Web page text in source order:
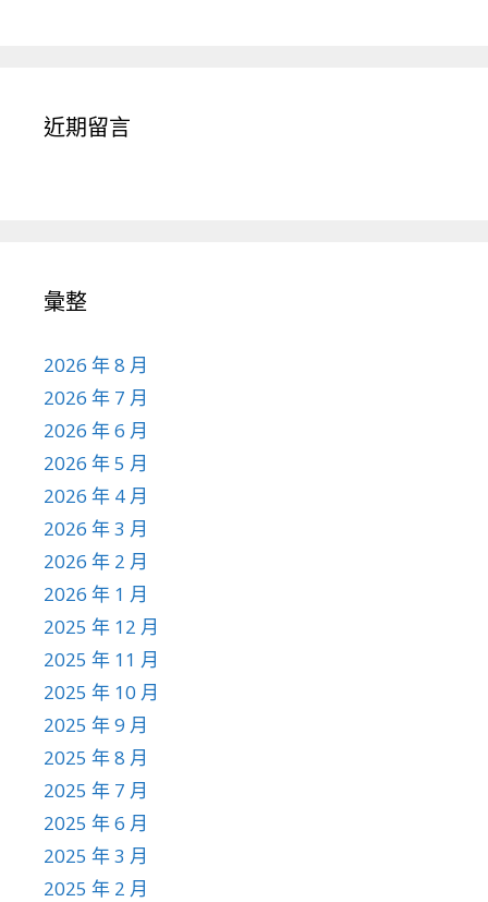
近期留言
彙整
2026 年 8 月
2026 年 7 月
2026 年 6 月
2026 年 5 月
2026 年 4 月
2026 年 3 月
2026 年 2 月
2026 年 1 月
2025 年 12 月
2025 年 11 月
2025 年 10 月
2025 年 9 月
2025 年 8 月
2025 年 7 月
2025 年 6 月
2025 年 3 月
2025 年 2 月